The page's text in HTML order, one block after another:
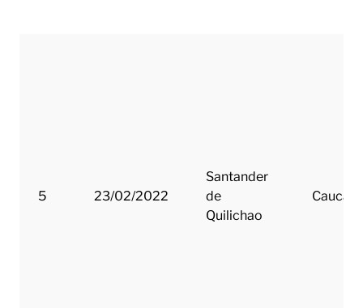
5 23/02/2022
Santander
de
Quilichao
Cauca